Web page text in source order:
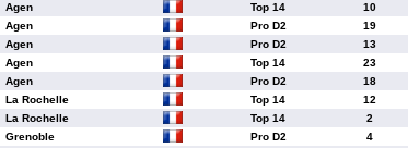
Agen Top 14 10
Agen Pro D2 19
Agen Pro D2 13
Agen Top 14 23
Agen Pro D2 18
La Rochelle Top 14 12
La Rochelle Top 14 2
Grenoble Pro D2 4